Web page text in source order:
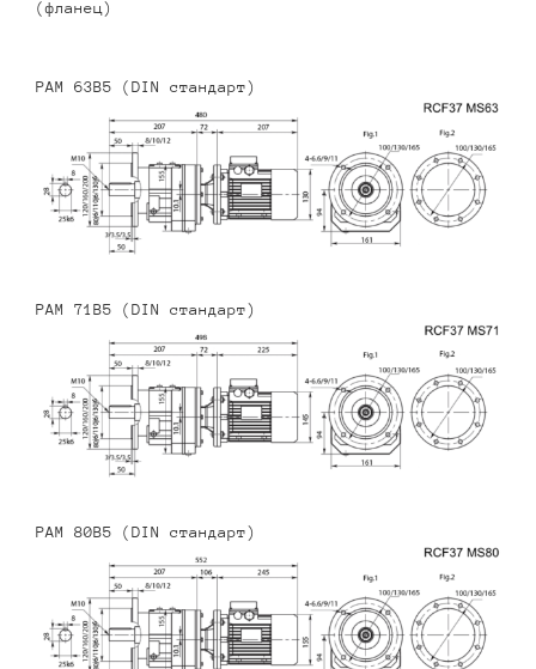
(фланец)
PAM 63B5 (DIN стандарт)
PAM 71B5 (DIN стандарт)
PAM 80B5 (DIN стандарт)